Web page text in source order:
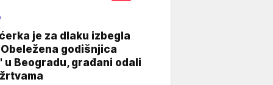
je za dlaku izbegla
godišnjica
u Beogradu, građani odali